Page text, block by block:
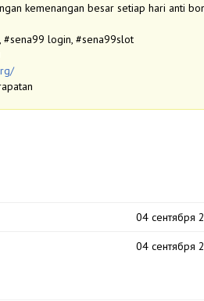
kemenangan besar setiap hari anti
#sena99 login, #sena99slot
04 сентября
04 сентября